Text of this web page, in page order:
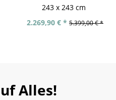
243 x 243 cm
2.269,90 € * 5.399,00 € *
Alles!